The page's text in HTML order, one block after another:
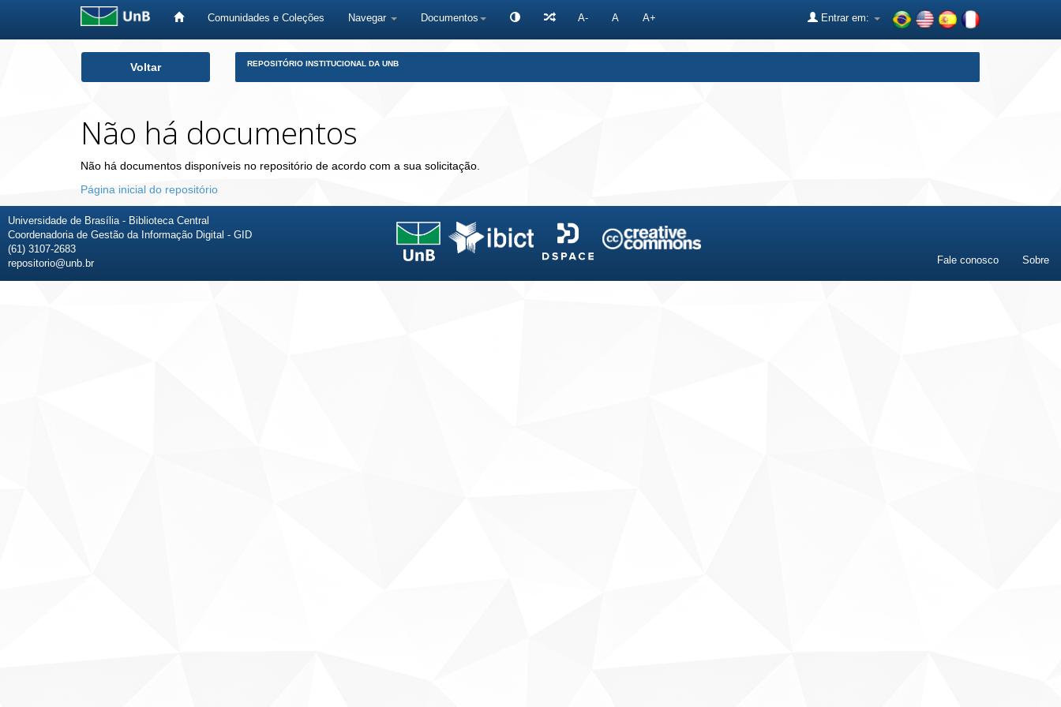
Comunidades e Coleções Navegar Documentos A- A A+ Entrar em:
Voltar REPOSITÓRIO INSTITUCIONAL DA UNB
Não há documentos
Não há documentos disponíveis no repositório de acordo com a sua solicitação.
Página inicial do repositório
Universidade de Brasília - Biblioteca Central
Coordenadoria de Gestão da Informação Digital - GID
(61) 3107-2683
repositorio@unb.br
Fale conosco Sobre